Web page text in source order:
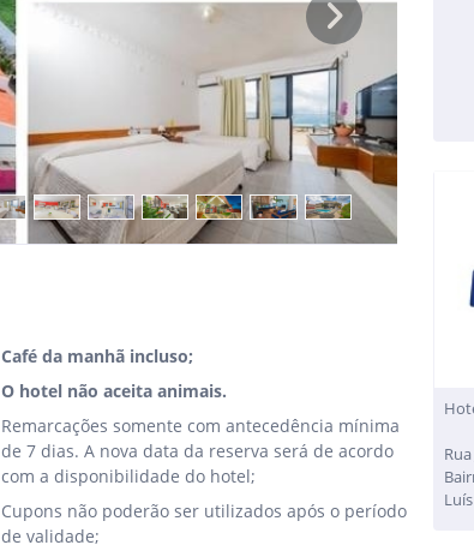
Next
Café da manhã incluso;
O hotel não aceita animais.
Remarcações somente com antecedência mínima
de 7 dias. A nova data da reserva será de acordo
com a disponibilidade do hotel;
Cupons não poderão ser utilizados após o período
de validade;